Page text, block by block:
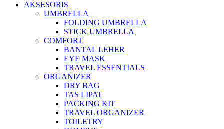
AKSESORIS
UMBRELLA
FOLDING UMBRELLA
STICK UMBRELLA
COMFORT
BANTAL LEHER
EYE MASK
TRAVEL ESSENTIALS
ORGANIZER
DRY BAG
TAS LIPAT
PACKING KIT
TRAVEL ORGANIZER
TOILETRY